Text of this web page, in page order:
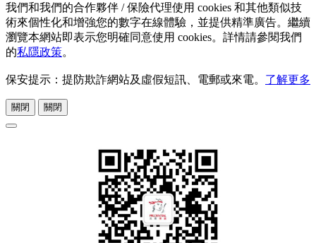
我們和我們的合作夥伴 / 保險代理使用 cookies 和其他類似技
術來個性化和增強您的數字在線體驗，並提供精準廣告。繼續
瀏覽本網站即表示您明確同意使用 cookies。詳情請參閱我們
的私隱政策。
保安提示：提防欺詐網站及虛假短訊、電郵或來電。 了解更多
關閉 關閉